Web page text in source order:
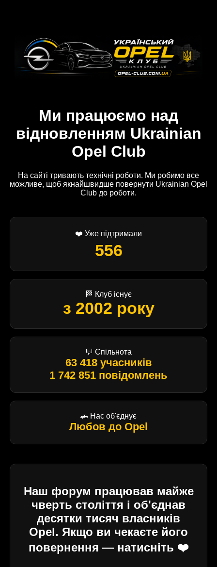
Ми працюємо над
відновленням Ukrainian
Opel Club
На сайті тривають технічні роботи. Ми робимо все
можливе, щоб якнайшвидше повернути Ukrainian Opel
Club до роботи.
❤️ Уже підтримали
556
🏁 Клуб існує
з 2002 року
💬 Спільнота
63 418 учасників
1 742 851 повідомлень
🚗 Нас об'єднує
Любов до Opel
Наш форум працював майже
чверть століття і об'єднав
десятки тисяч власників
Opel. Якщо ви чекаєте його
повернення — натисніть ❤️